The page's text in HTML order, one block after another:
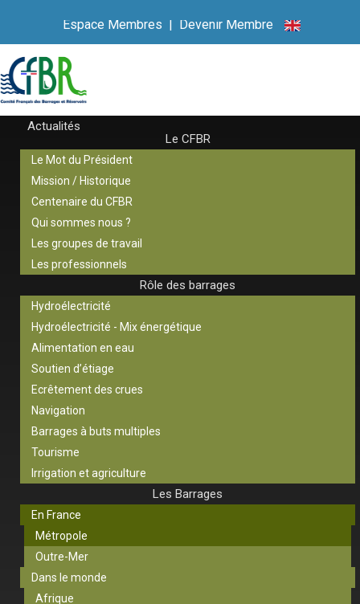
Espace Membres | Devenir Membre
Actualités
Le CFBR
Le Mot du Président
Mission / Historique
Centenaire du CFBR
Qui sommes nous ?
Les groupes de travail
Les professionnels
Rôle des barrages
Hydroélectricité
Hydroélectricité - Mix énergétique
Alimentation en eau
Soutien d’étiage
Ecrêtement des crues
Navigation
Barrages à buts multiples
Tourisme
Irrigation et agriculture
Les Barrages
En France
Métropole
Outre-Mer
Dans le monde
Afrique